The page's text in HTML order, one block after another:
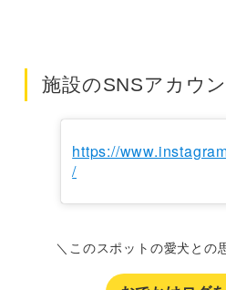
施設のSNSアカウ
https://
/
＼このスポットの愛犬との